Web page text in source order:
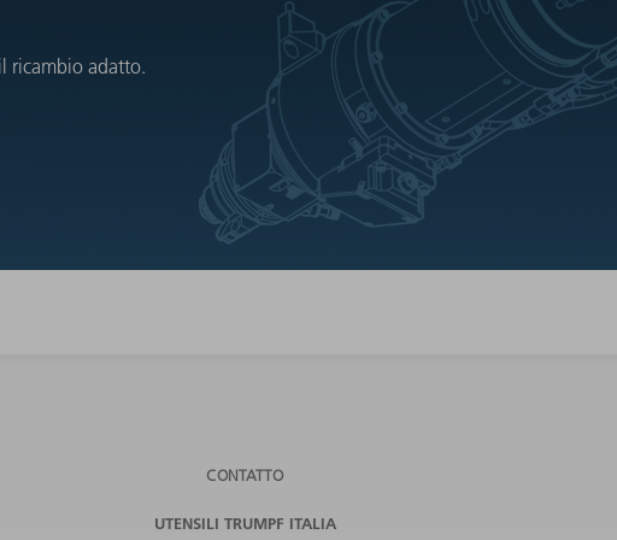
ricambio adatto.
CONTATTO
UTENSILI TRUMPF ITALIA